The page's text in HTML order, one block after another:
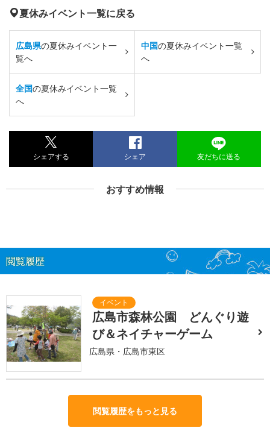
夏休みイベント一覧に戻る
広島県の夏休みイベント一
覧へ
中国の夏休みイベント一覧
へ
全国の夏休みイベント一覧
へ
シェアする シェア 友だちに送る
おすすめ情報
閲覧履歴
広島市森林公園 どんぐり遊
び＆ネイチャーゲーム
広島県・広島市東区
閲覧履歴をもっと見る